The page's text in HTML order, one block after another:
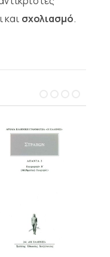
και σχολιασμό.